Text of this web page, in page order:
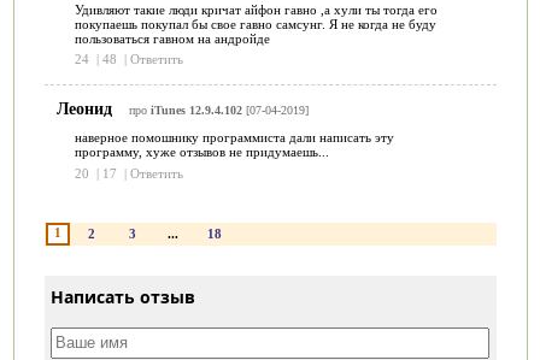
Удивляют такие люди кричат айфон гавно ,а хули ты тогда его
покупаешь покупал бы свое гавно самсунг. Я не когда не буду
пользоваться гавном на андройде
24 | 48 | Ответить
Леонид про iTunes 12.9.4.102[07-04-2019]
наверное помошнику программиста дали написать эту
программу, хуже отзывов не придумаешь...
20
| 17 | Ответить
1 2 3 ... 18
Написать отзыв